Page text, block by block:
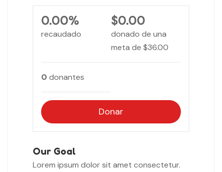
0.00%
recaudado
$0.00
donado de una
meta de $36.00
0 donantes
Donar
Our Goal
Lorem ipsum dolor sit amet consectetur.